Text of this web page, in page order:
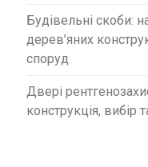
Будівельні скоби:
дерев’яних
споруд
Двері
конструкція, вибір